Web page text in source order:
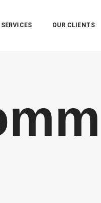
SERVICES OUR CLIENTS